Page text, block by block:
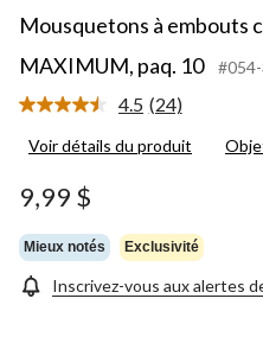
Mousquetons à embouts
MAXIMUM, paq. 10
4.5 Lire
24
même
page.
(24)
Voir détails du produit
9,99 $
Mieux notés Exclusivité
Inscrivez-vous aux alertes